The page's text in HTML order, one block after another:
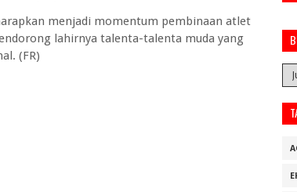
menjadi momentum pembinaan atlet
lahirnya talenta-talenta muda yang
(FR)